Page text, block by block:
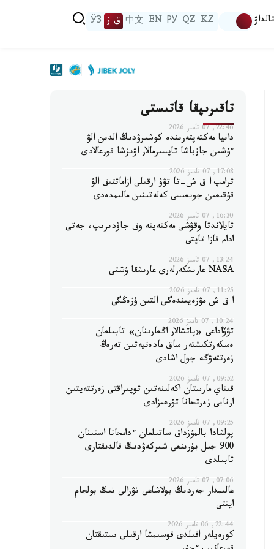
تالداۋ KZ
QZ
РУ
EN
中文 ق ز ЎЗ
تاقىرىپقا قاتىستى
22:46, 07 تامىز 2026
دانيا مەكتەپتەرىندە كوشىرۋدىڭ الدىن الۋ
ءۇشىن جازباشا تاپسىرمالار اۋىزشا قورعالادى
17:08, 07 تامىز 2026
ترامپ ا ق ش-تا تۋۋ ارقىلى ازاماتتىق الۋ
قۇقىعىن جويعىسى كەلەتىنىن مالىمدەدى
16:30, 07 تامىز 2026
تايلاندتا وقۋشى مەكتەپتە وق جاۋدىرىپ، جەتى
ادام قازا تاپتى
13:24, 07 تامىز 2026
NASA عارىشكەرلەرى عارىشقا ۇشتى
11:25, 07 تامىز 2026
ا ق ش مۋزەيىندەگى التىن ۇزەڭگى
10:24, 07 تامىز 2026
تۋۆاداعى «پاتشالار اڭعارىنان» تابىلعان
ەسكەرتكىشتەر ساق مادەنيەتىن تەرەڭ
زەرتتەۋگە جول اشادى
09:52, 07 تامىز 2026
قىتاي مارستان اكەلىنەتىن توپىراقتى زەرتتەيتىن
ارنايى زەرتحانا تۇرعىزادى
09:25, 07 تامىز 2026
پولشادا بالمۇزداق ساتىلعان ءدامحانا استىنان
900 جىل بۇرىنعى شىركەۋدىڭ قالدىقتارى
تابىلدى
07:06, 07 تامىز 2026
عالىمدار جەردىڭ بولاشاعى تۋرالى تىڭ بولجام
ايتتى
22:44, 06 تامىز 2026
كورەيلەر اقىلدى قوسىمشا ارقىلى ىستىقتان